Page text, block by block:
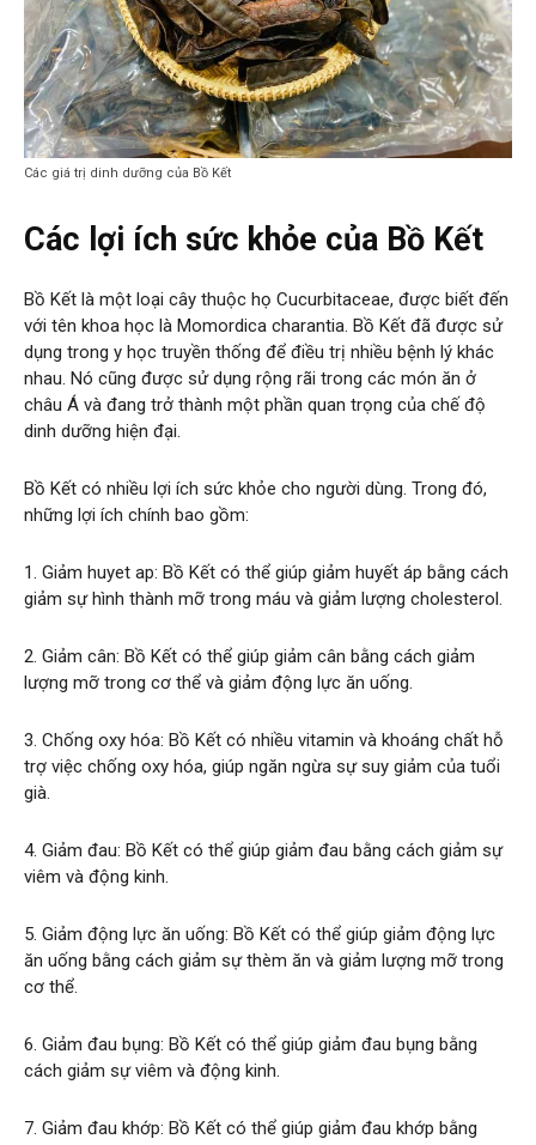
Các giá trị dinh dưỡng của Bồ Kết
Các lợi ích sức khỏe của Bồ Kết
Bồ Kết là một loại cây thuộc họ Cucurbitaceae, được biết đến
với tên khoa học là Momordica charantia. Bồ Kết đã được sử
dụng trong y học truyền thống để điều trị nhiều bệnh lý khác
nhau. Nó cũng được sử dụng rộng rãi trong các món ăn ở
châu Á và đang trở thành một phần quan trọng của chế độ
dinh dưỡng hiện đại.
Bồ Kết có nhiều lợi ích sức khỏe cho người dùng. Trong đó,
những lợi ích chính bao gồm:
1. Giảm huyet ap: Bồ Kết có thể giúp giảm huyết áp bằng cách
giảm sự hình thành mỡ trong máu và giảm lượng cholesterol.
2. Giảm cân: Bồ Kết có thể giúp giảm cân bằng cách giảm
lượng mỡ trong cơ thể và giảm động lực ăn uống.
3. Chống oxy hóa: Bồ Kết có nhiều vitamin và khoáng chất hỗ
trợ việc chống oxy hóa, giúp ngăn ngừa sự suy giảm của tuổi
già.
4. Giảm đau: Bồ Kết có thể giúp giảm đau bằng cách giảm sự
viêm và động kinh.
5. Giảm động lực ăn uống: Bồ Kết có thể giúp giảm động lực
ăn uống bằng cách giảm sự thèm ăn và giảm lượng mỡ trong
cơ thể.
6. Giảm đau bụng: Bồ Kết có thể giúp giảm đau bụng bằng
cách giảm sự viêm và động kinh.
7. Giảm đau khớp: Bồ Kết có thể giúp giảm đau khớp bằng